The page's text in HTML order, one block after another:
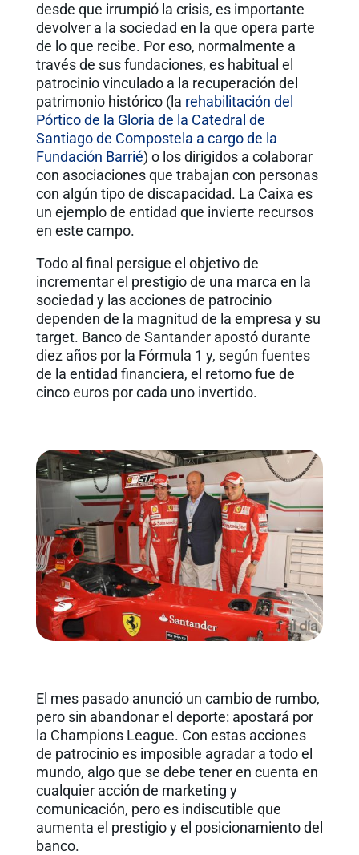
desde que irrumpió la crisis, es importante
devolver a la sociedad en la que opera parte
de lo que recibe. Por eso, normalmente a
través de sus fundaciones, es habitual el
patrocinio vinculado a la recuperación del
patrimonio histórico (la rehabilitación del
Pórtico de la Gloria de la Catedral de
Santiago de Compostela a cargo de la
Fundación Barrié) o los dirigidos a colaborar
con asociaciones que trabajan con personas
con algún tipo de discapacidad. La Caixa es
un ejemplo de entidad que invierte recursos
en este campo.
Todo al final persigue el objetivo de
incrementar el prestigio de una marca en la
sociedad y las acciones de patrocinio
dependen de la magnitud de la empresa y su
target. Banco de Santander apostó durante
diez años por la Fórmula 1 y, según fuentes
de la entidad financiera, el retorno fue de
cinco euros por cada uno invertido.
El mes pasado anunció un cambio de rumbo,
pero sin abandonar el deporte: apostará por
la Champions League. Con estas acciones
de patrocinio es imposible agradar a todo el
mundo, algo que se debe tener en cuenta en
cualquier acción de marketing y
comunicación, pero es indiscutible que
aumenta el prestigio y el posicionamiento del
banco.